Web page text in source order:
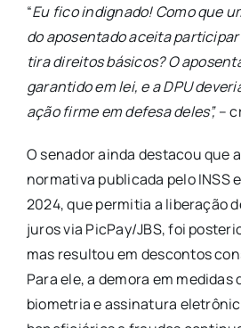
“Eu fico indignado! Como que
do aposentado aceita
tira direitos básicos? O
garantido em lei, e a DPU
ação firme em defesa deles”,–
O senador ainda destacou que
normativa publicada pelo INSS
2024, que permitia a liberação
juros via PicPay/JBS, foi
mas resultou em descontos
Para ele, a demora em medidas
biometria e assinatura